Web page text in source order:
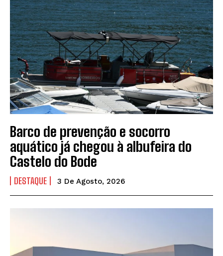
Barco de prevenção e socorro
aquático já chegou à albufeira do
Castelo do Bode
DESTAQUE 3 De Agosto, 2026